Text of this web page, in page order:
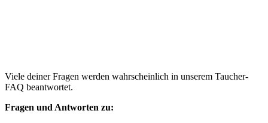
Viele deiner Fragen werden wahrscheinlich in unserem Taucher-
FAQ beantwortet.
Fragen und Antworten zu: